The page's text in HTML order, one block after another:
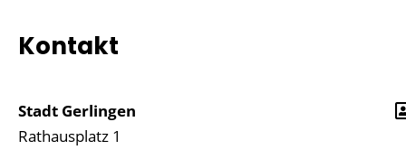
Kontakt
Stadt Gerlingen
Rathausplatz 1